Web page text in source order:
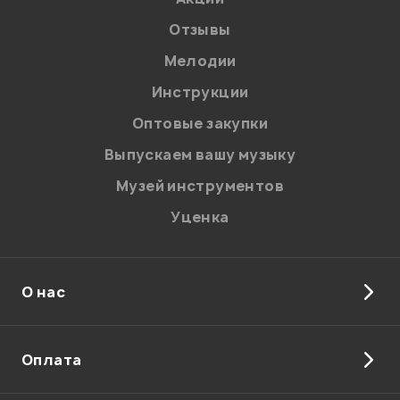
Отзывы
Мелодии
Инструкции
Оптовые закупки
Выпускаем вашу музыку
Музей инструментов
Уценка
О нас
Оплата